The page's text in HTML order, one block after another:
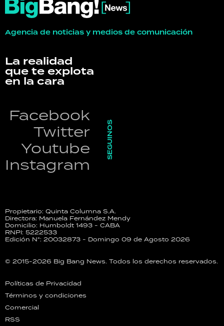
Agencia de noticias y medios de comunicación
La realidad
que te explota
en la cara
Facebook
Twitter
Youtube
Instagram
SEGUINOS
Propietario: Quinta Columna S.A.
Directora: Manuela Fernández Mendy
Domicilio: Humboldt 1493 - CABA
RNPI: 5222533
Edición N°: 20032873 - Domingo 09 de Agosto 2026
© 2015-2026 Big Bang News. Todos los derechos reservados.
Políticas de Privacidad
Términos y condiciones
Comercial
RSS